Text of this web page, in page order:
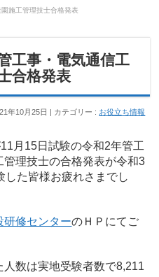
施工管理技士合格発表
工事・電気通信工
合格発表
年10月25日 カテゴリー : お役立ち情報
月15日試験の令和2年管工
理技士の合格発表が令和3
した皆様お疲れさまでし
研修センターのＨＰにてご
数は実地受験者数で8,211